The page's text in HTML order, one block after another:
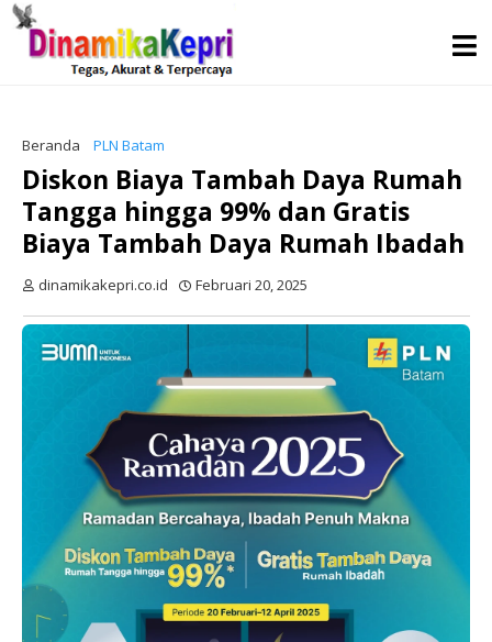
Beranda PLN Batam
Diskon Biaya Tambah Daya Rumah
Tangga hingga 99% dan Gratis
Biaya Tambah Daya Rumah Ibadah
dinamikakepri.co.id Februari 20, 2025